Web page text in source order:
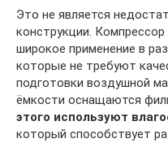
Это не является
конструкции.
широкое применение в
которые не требуют
подготовки воздушной
ёмкости оснащаются
этого используют
который способствует